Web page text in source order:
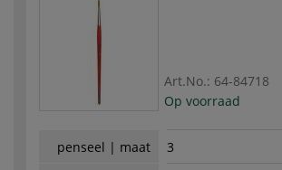
Art.No.: 64-84718
Op voorraad
penseel | maat
3